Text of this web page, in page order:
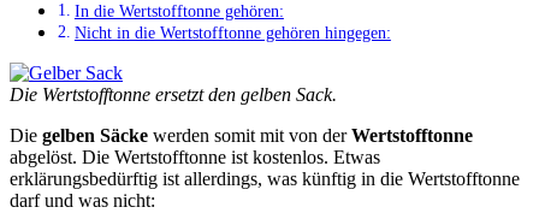
In die Wertstofftonne gehören:
Nicht in die Wertstofftonne gehören hingegen:
Die Wertstofftonne ersetzt den gelben Sack.
Die gelben Säcke werden somit mit von derWertstofftonne
abgelöst. Die Wertstofftonne ist kostenlos. Etwas
erklärungsbedürftig ist allerdings, was künftig in die Wertstofftonne
darf und was nicht: